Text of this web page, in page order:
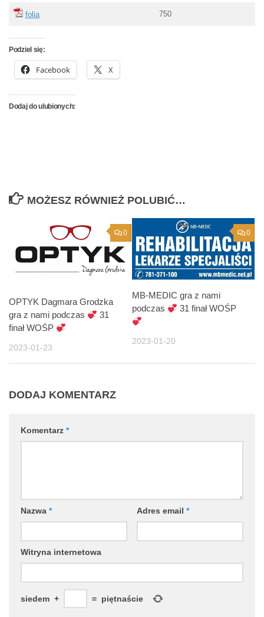
folia 750
Podziel się:
Facebook X
Dodaj do ulubionych:
MOŻESZ RÓWNIEŻ POLUBIĆ…
0
OPTYK Dagmara Grodzka
gra z nami podczas
31
finał WOŚP
2023-01-23
0
MB-MEDIC gra z nami
podczas
31 finał WOŚP
2023-01-20
DODAJ KOMENTARZ
Komentarz *
Nazwa * Adres email *
Witryna internetowa
siedem + = piętnaście